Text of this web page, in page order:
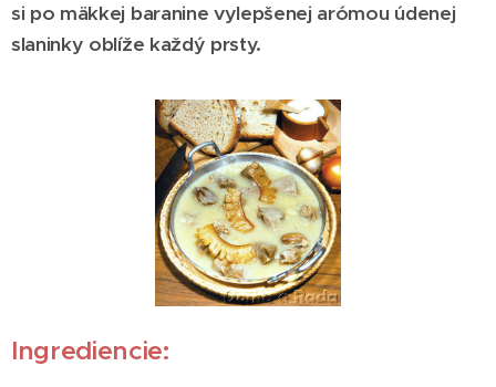
si po mäkkej baranine vylepšenej arómou údenej
slaninky oblíže každý prsty.
Ingrediencie: